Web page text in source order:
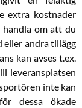
extra kostnader
handla om att du
eller andra tillägg
kan avses t.ex.
leveransplatsen
inte kan
dessa ökade